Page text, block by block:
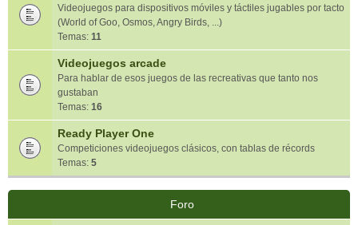
Videojuegos para dispositivos móviles y táctiles jugables por tacto
(World of Goo, Osmos, Angry Birds, ...)
Temas: 11
Videojuegos arcade
Para hablar de esos juegos de las recreativas que tanto nos
gustaban
Temas: 16
Ready Player One
Competiciones videojuegos clásicos, con tablas de récords
Temas: 5
Foro